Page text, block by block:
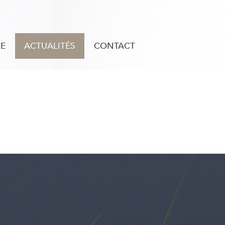
ACTUALITÉS CONTACT